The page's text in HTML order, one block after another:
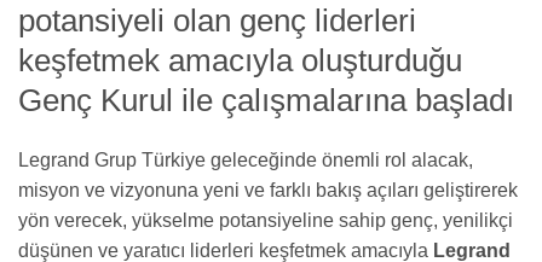
potansiyeli olan genç liderleri
keşfetmek amacıyla oluşturduğu
Genç Kurul ile çalışmalarına başladı
Legrand Grup Türkiye geleceğinde önemli rol alacak,
misyon ve vizyonuna yeni ve farklı bakış açıları geliştirerek
yön verecek, yükselme potansiyeline sahip genç, yenilikçi
düşünen ve yaratıcı liderleri keşfetmek amacıyla Legrand